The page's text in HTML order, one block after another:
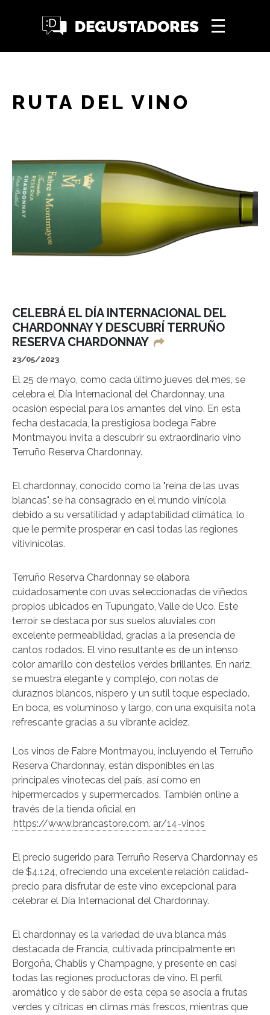
RUTA DEL VINO
CELEBRÁ EL DÍA INTERNACIONAL DEL
CHARDONNAY Y DESCUBRÍ TERRUÑO
RESERVA CHARDONNAY
23/05/2023
El 25 de mayo, como cada último jueves del mes, se
celebra el Día Internacional del Chardonnay, una
ocasión especial para los amantes del vino. En esta
fecha destacada, la prestigiosa bodega Fabre
Montmayou invita a descubrir su extraordinario vino
Terruño Reserva Chardonnay.
El chardonnay, conocido como la "reina de las uvas
blancas", se ha consagrado en el mundo vinícola
debido a su versatilidad y adaptabilidad climática, lo
que le permite prosperar en casi todas las regiones
vitivinícolas.
Terruño Reserva Chardonnay se elabora
cuidadosamente con uvas seleccionadas de viñedos
propios ubicados en Tupungato, Valle de Uco. Este
terroir se destaca por sus suelos aluviales con
excelente permeabilidad, gracias a la presencia de
cantos rodados. El vino resultante es de un intenso
color amarillo con destellos verdes brillantes. En nariz,
se muestra elegante y complejo, con notas de
duraznos blancos, níspero y un sutil toque especiado.
En boca, es voluminoso y largo, con una exquisita nota
refrescante gracias a su vibrante acidez.
Los vinos de Fabre Montmayou, incluyendo el Terruño
Reserva Chardonnay, están disponibles en las
principales vinotecas del país, así como en
hipermercados y supermercados. También online a
través de la tienda oficial en
https://www.brancastore.com. ar/14-vinos
El precio sugerido para Terruño Reserva Chardonnay es
de $4.124, ofreciendo una excelente relación calidad-
precio para disfrutar de este vino excepcional para
celebrar el Día Internacional del Chardonnay.
El chardonnay es la variedad de uva blanca más
destacada de Francia, cultivada principalmente en
Borgoña, Chablis y Champagne, y presente en casi
todas las regiones productoras de vino. El perfil
aromático y de sabor de esta cepa se asocia a frutas
verdes y cítricas en climas más frescos, mientras que